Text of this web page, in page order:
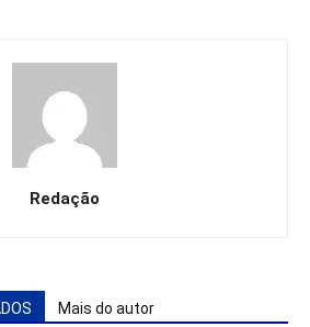
Redação
Mais do autor